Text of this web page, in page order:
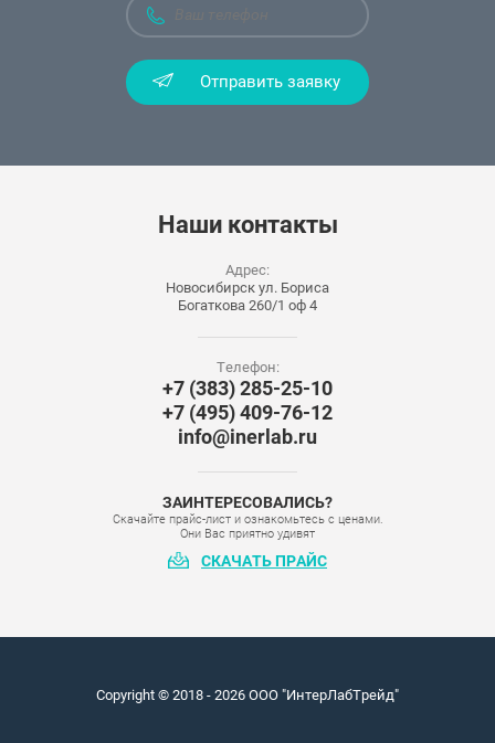
Отправить заявку
Наши контакты
Адрес:
Новосибирск ул. Бориса
Богаткова 260/1 оф 4
Телефон:
+7 (383) 285-25-10
+7 (495) 409-76-12
info@inerlab.ru
ЗАИНТЕРЕСОВАЛИСЬ?
Скачайте прайс-лист и ознакомьтесь с ценами.
Они Вас приятно удивят
СКАЧАТЬ ПРАЙС
Copyright © 2018 - 2026 ООО "ИнтерЛабТрейд"